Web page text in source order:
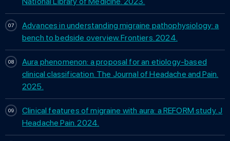
Advances in understanding migraine pathophysiology: a
bench to bedside overview. Frontiers. 2024.
Aura phenomenon: a proposal for an etiology-based
clinical classification. The Journal of Headache and Pain.
2025.
Clinical features of migraine with aura: a REFORM study. J
Headache Pain. 2024.